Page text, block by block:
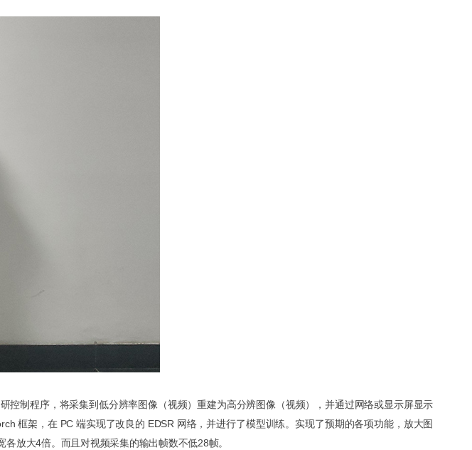
制程序，将采集到低分辨率图像（视频）重建为高分辨图像（视频），并通过网络或显示屏显示
框架，在 PC 端实现了改良的 EDSR 网络，并进行了模型训练。实现了预期的各项功能，放大图
放大4倍。而且对视频采集的输出帧数不低28帧。